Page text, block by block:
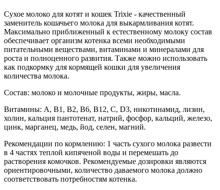
Сухое молоко для котят и кошек Trixie - качественный
заменитель кошачьего молока для выкармливания котят.
Максимально приближенный к естественному молоку состав
обеспечивает организм котенка всеми необходимыми
питательными веществами, витаминами и минералами для
роста и полноценного развития. Также можно использовать
как подкормку для кормящей кошки для увеличения
количества молока.
Состав: молоко и молочные продукты, жиры, масла.
Витамины: А, В1, В2, В6, В12, С, D3, никотинамид, лизин,
холин, кальция пантотенат, натрий, фосфор, кальций, железо,
цинк, марганец, медь, йод, селен, магний.
Рекомендации по кормлению: 1 часть сухого молока развести
в 4 частях теплой кипяченой воды и перемешать до
растворения комочков. Рекомендуемые дозировки являются
ориентировочными, количество даваемого молока должно
соответствовать потребностям котенка.